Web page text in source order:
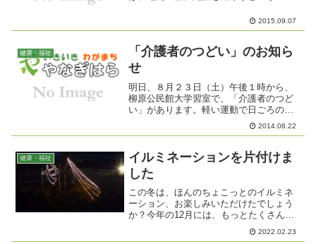
ず、エフビー介護サービス㈱が運営して
いる「有料老人ホームケアライフ柳原」
2015.09.07
健康・福祉
「介護者のつどい」のお知ら
せ
明日、８月２３日（土）午後１時から、
柳原公民館大学習室で、「介護者のつど
い」があります。軽い運動で日ごろの介
護の疲れを取り除きましょう。介護予防
担当、作業療法士の中西則行さんが指導
おいしいコーヒーとケーキ...
2014.08.22
健康・福祉
イルミネーションを片付けま
した
この冬は、ほんのちょこっとのイルミネ
ーション、お楽しみいただけたでしょう
か？今年の12月には、もっとたくさん飾
ることができるといいなぁとみんなで話
しています。みなさんもいっしょに飾り
2022.02.23